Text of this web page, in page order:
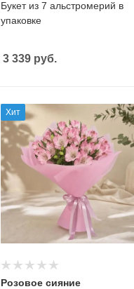
Букет из 7 альстромерий в
упаковке
3 339руб.
Хит
Розовое сияние